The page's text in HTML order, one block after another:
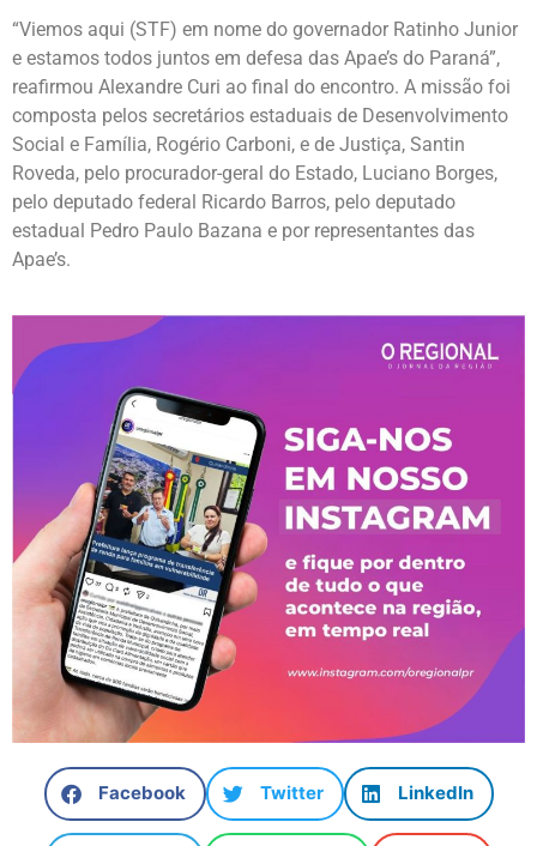
“Viemos aqui (STF) em nome do governador Ratinho Junior
e estamos todos juntos em defesa das Apae’s do Paraná”,
reafirmou Alexandre Curi ao final do encontro. A missão foi
composta pelos secretários estaduais de Desenvolvimento
Social e Família, Rogério Carboni, e de Justiça, Santin
Roveda, pelo procurador-geral do Estado, Luciano Borges,
pelo deputado federal Ricardo Barros, pelo deputado
estadual Pedro Paulo Bazana e por representantes das
Apae’s.
Facebook Twitter LinkedIn